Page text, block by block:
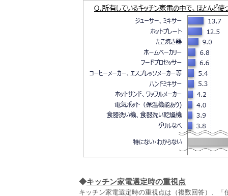
◆キッチン家電選定時の重視点
キッチン家電選定時の重視点は（複数回答）、